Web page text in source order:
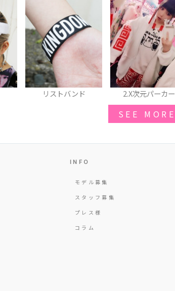
リストバンド 2.X次元パーカー
SEE MORE
INFO
モデル募集
スタッフ募集
プレス様
コラム